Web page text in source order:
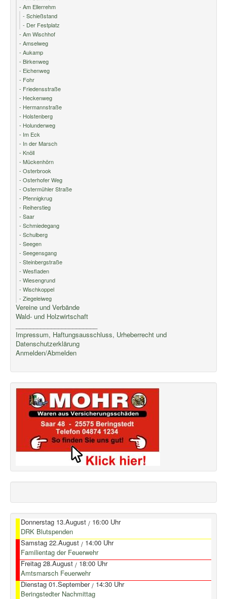
- Am Ellerrehm
- Schießstand
- Der Festplatz
- Am Wischhof
- Amselweg
- Aukamp
- Birkenweg
- Eichenweg
- Fohr
- Friedensstraße
- Heckenweg
- Hermannstraße
- Holstenberg
- Holunderweg
- Im Eck
- In der Marsch
- Knöll
- Mückenhörn
- Osterbrook
- Osterhofer Weg
- Ostermühler Straße
- Pfennigkrug
- Reiherstieg
- Saar
- Schmiedegang
- Schulberg
- Seegen
- Seegensgang
- Steinbergstraße
- Wesfladen
- Wiesengrund
- Wischkoppel
- Ziegeleiweg
Vereine und Verbände
Wald- und Holzwirtschaft
Impressum, Haftungsausschluss, Urheberrecht und
Datenschutzerklärung
Anmelden/Abmelden
Donnerstag 13.August / 16:00 Uhr
DRK Blutspenden
Samstag 22.August / 14:00 Uhr
Familientag der Feuerwehr
Freitag 28.August / 18:00 Uhr
Amtsmarsch Feuerwehr
Dienstag 01.September/ 14:30 Uhr
Beringstedter Nachmittag